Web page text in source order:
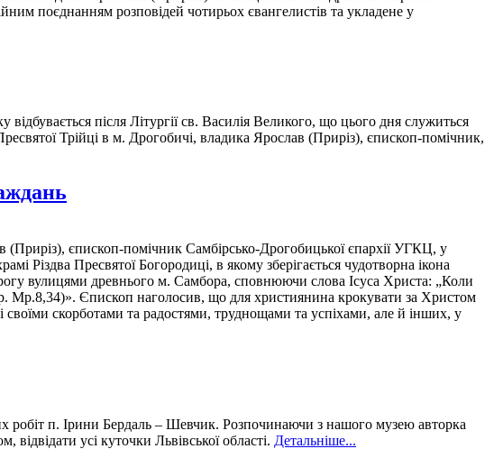
поєднанням розповідей чотирьох євангелистів та укладене у
після Літургії св. Василія Великого, що цього дня служиться
Трійці в м. Дрогобичі, владика Ярослав (Приріз), єпископ-помічник,
(Приріз), єпископ-помічник Самбірсько-Дрогобицької єпархії УГКЦ, у
Різдва Пресвятої Богородиці, в якому зберігається чудотворна ікона
вулицями древнього м. Самбора, сповнюючи слова Ісуса Христа: „Коли
Мр.8,34)». Єпископ наголосив, що для християнина крокувати за Христом
своїми скорботами та радостями, труднощами та успіхами, але й інших, у
робіт п. Ірини Бердаль – Шевчик. Розпочинаючи з нашого музею авторка
усі куточки Львівської області. Детальніше...